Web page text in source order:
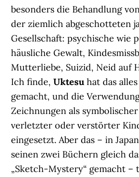
besonders die Behandlung
der ziemlich abgeschotteten
Gesellschaft: psychische wie
häusliche Gewalt,
Mutterliebe, Suizid, Neid auf
Ich finde,Uktesuhat das
gemacht, und die
Zeichnungen als
verletzter oder verstörter
eingesetzt. Aber das – in
seinen zwei Büchern gleich
„Sketch-Mystery“ gemacht –